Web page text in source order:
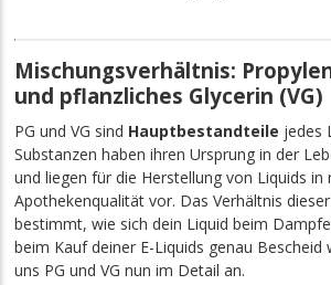
Mischungsverhältnis:
und pflanzliches Glycerin (VG)
PG und VG sind Hauptbestandteile jedes
Substanzen haben ihren Ursprung in der
und liegen für die Herstellung von Liquids in
Apothekenqualität vor. Das Verhältnis
bestimmt, wie sich dein Liquid beim
beim Kauf deiner E-Liquids genau
uns PG und VG nun im Detail an.